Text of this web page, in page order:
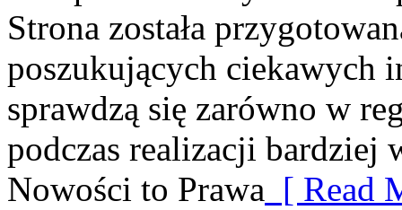
Strona została
poszukujących ciekawych
sprawdzą się zarówno w
podczas realizacji bardziej
Nowości to Prawa [ Read